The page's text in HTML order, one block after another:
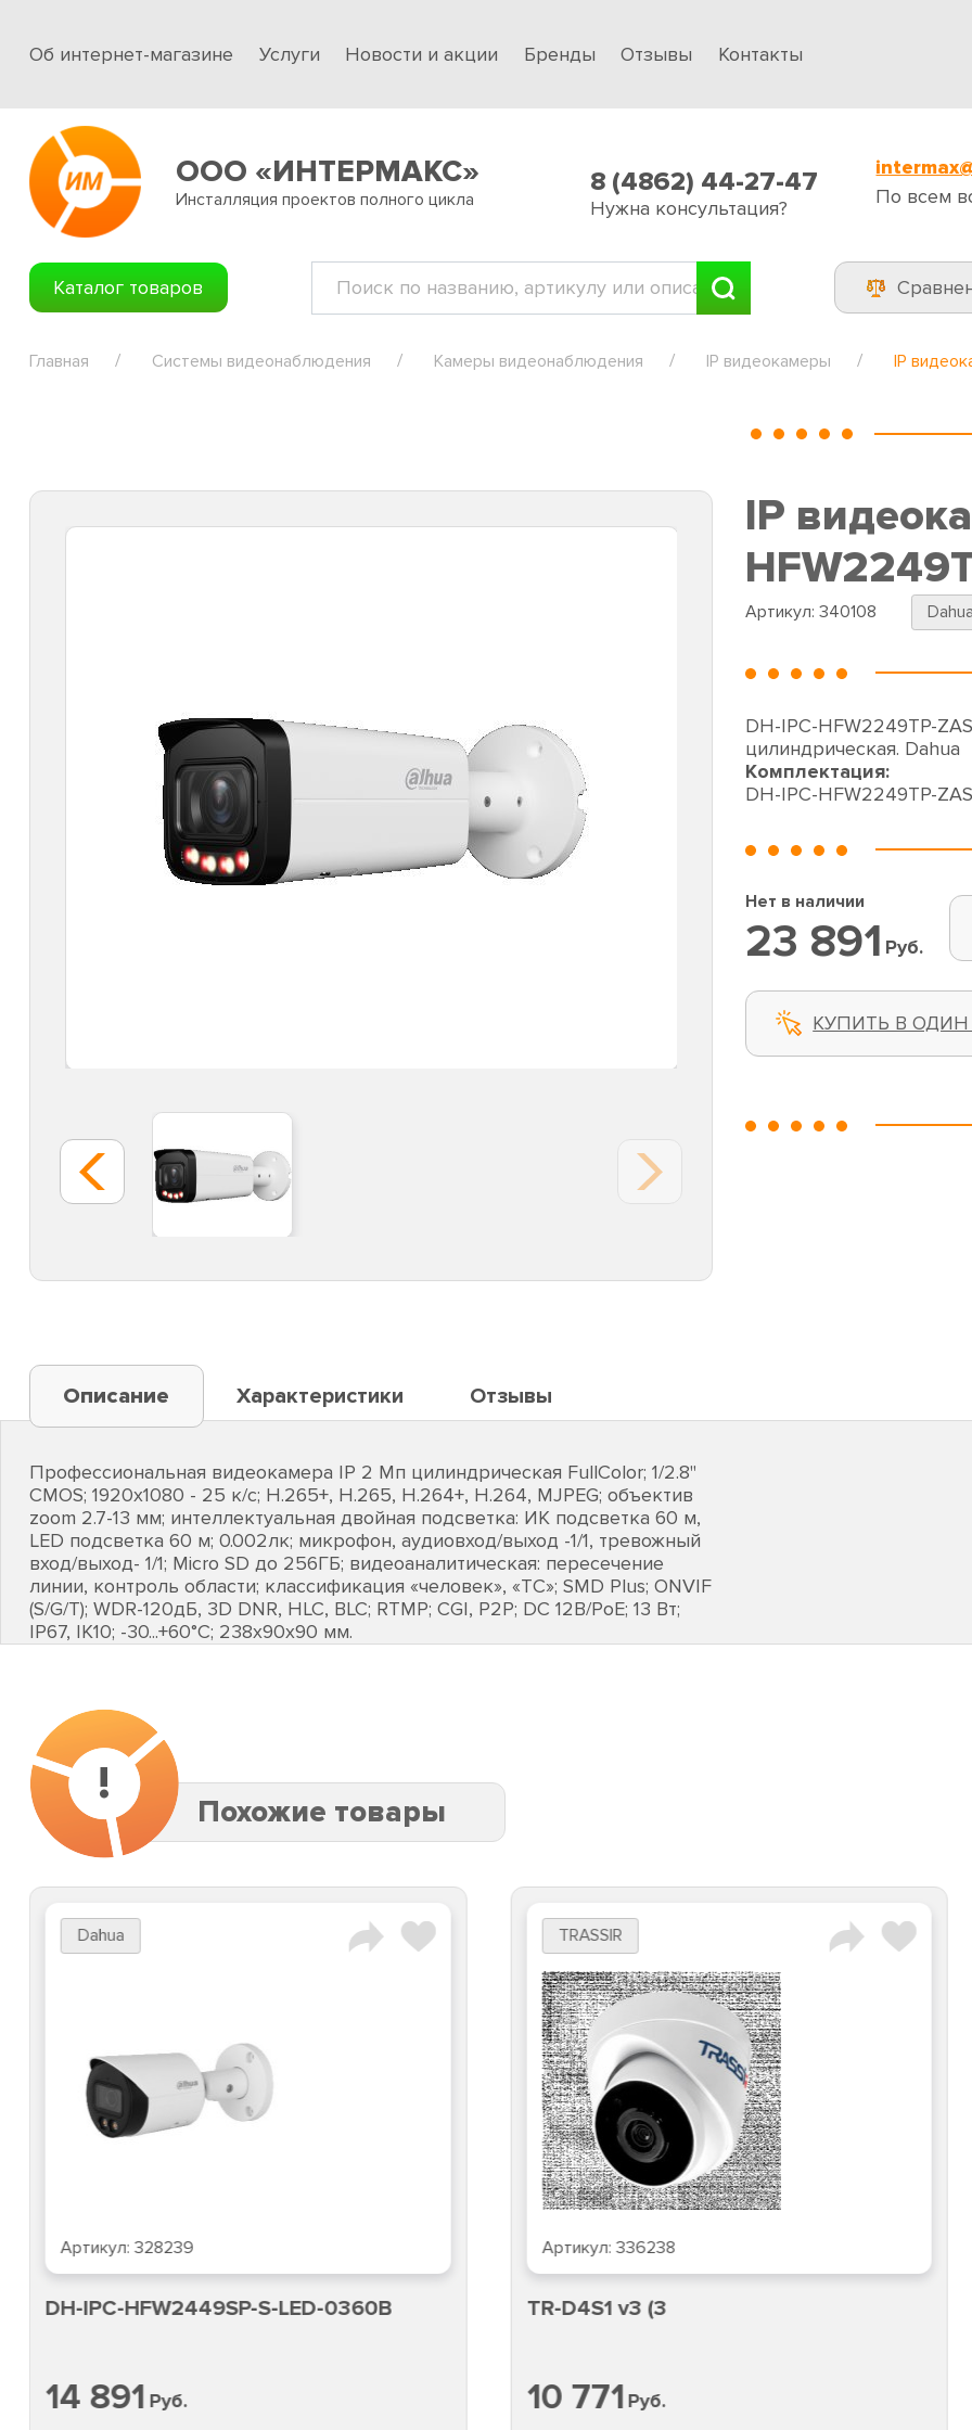
Об интернет-магазине Услуги Новости и акции Бренды Отзывы Контакты
ООО «ИНТЕРМАКС»
Инсталляция проектов полного цикла
8 (4862) 44-27-47
Нужна консультация?
По всем
Каталог товаров
Главная Системы видеонаблюдения Камеры видеонаблюдения IP видеокамеры IP
IP
Артикул: 340108
DH-IPC-HFW2249TP-
цилиндрическая. Dahua
Комплектация:
DH-IPC-HFW2249TP-
Нет в наличии
23 891 Руб.
КУПИТЬ В
Описание Характеристики Отзывы
Профессиональная видеокамера IP 2 Мп цилиндрическая FullColor; 1/2.8"
CMOS; 1920х1080 - 25 к/с; Н.265+, H.265, H.264+, H.264, MJPEG; объектив
zoom 2.7-13 мм; интеллектуальная двойная подсветка: ИК подсветка 60 м,
LED подсветка 60 м; 0.002лк; микрофон, аудиовход/выход -1/1, тревожный
вход/выход- 1/1; Micro SD до 256ГБ; видеоаналитическая: пересечение
линии, контроль области; классификация «человек», «ТС»; SMD Plus; ONVIF
(S/G/T); WDR-120дБ, 3D DNR, HLC, BLC; RTMP; CGI, P2P; DC 12В/PoE; 13 Вт;
IP67, IK10; -30...+60°C; 238х90х90 мм.
!
Похожие товары
Dahua
Артикул:328239
DH-IPC-HFW2449SP-S-LED-0360B
14 891 Руб.
TRASSIR
Артикул:336238
TR-D4S1 v3 (3
10 771Руб.